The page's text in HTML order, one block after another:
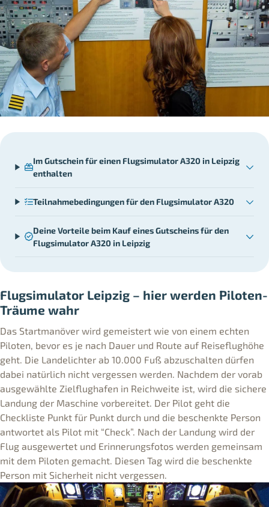
Im Gutschein für einen Flugsimulator A320 in Leipzig
enthalten
Teilnahmebedingungen für den Flugsimulator A320
Deine Vorteile beim Kauf eines Gutscheins für den
Flugsimulator A320 in Leipzig
Flugsimulator Leipzig – hier werden Piloten-
Träume wahr
Das Startmanöver wird gemeistert wie von einem echten
Piloten, bevor es je nach Dauer und Route auf Reiseflughöhe
geht. Die Landelichter ab 10.000 Fuß abzuschalten dürfen
dabei natürlich nicht vergessen werden. Nachdem der vorab
ausgewählte Zielflughafen in Reichweite ist, wird die sichere
Landung der Maschine vorbereitet. Der Pilot geht die
Checkliste Punkt für Punkt durch und die beschenkte Person
antwortet als Pilot mit “Check”. Nach der Landung wird der
Flug ausgewertet und Erinnerungsfotos werden gemeinsam
mit dem Piloten gemacht. Diesen Tag wird die beschenkte
Person mit Sicherheit nicht vergessen.